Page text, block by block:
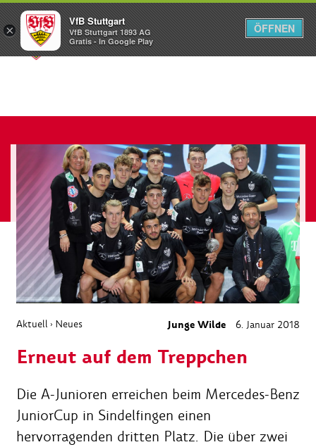
Menü
Aktuell › Neues Junge Wilde 6. Januar 2018
Erneut auf dem Treppchen
Die A-Junioren erreichen beim Mercedes-Benz
JuniorCup in Sindelfingen einen
hervorragenden dritten Platz. Die über zwei
×
VfB Stuttgart
VfB Stuttgart 1893 AG
Gratis - In Google Play
ÖFFNEN